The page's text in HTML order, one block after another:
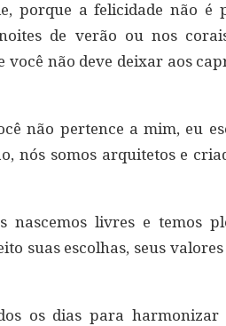
porque a felicidade não é
de verão ou nos
não deve deixar aos
não pertence a mim, eu
nós somos arquitetos e
nascemos livres e temos
suas escolhas, seus
os dias para harmonizar